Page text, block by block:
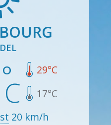
29°C
17°C
20 km/h